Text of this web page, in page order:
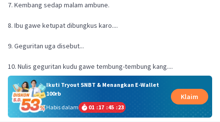
7. Kembang sedap malam ambune.
8. Ibu gawe ketupat dibungkus karo....
9. Geguritan uga disebut...
10. Nulis geguritan kudu gawe tembung-tembung kang....
Ikuti Tryout SNBT & Menangkan E-Wallet
100rb
Habis dalam
01 :17 :45 :22
Klaim